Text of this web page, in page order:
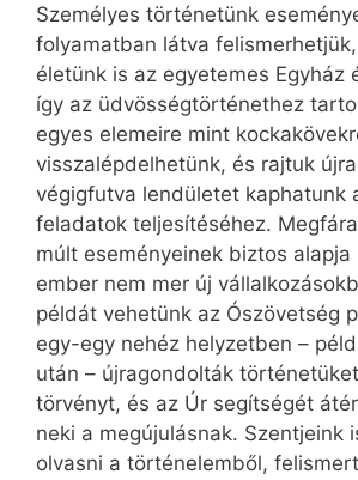
Személyes történetünk
folyamatban látva
életünk is az egyetemes Egyház
így az üdvösségtörténethez
egyes elemeire mint
visszalépdelhetünk, és rajtuk
végigfutva lendületet kaphatunk
feladatok teljesítéséhez.
múlt eseményeinek biztos alapja
ember nem mer új
példát vehetünk az Ószövetség
egy-egy nehéz helyzetben –
után – újragondolták
törvényt, és az Úr segítségét
neki a megújulásnak. Szentjeink
olvasni a történelemből,